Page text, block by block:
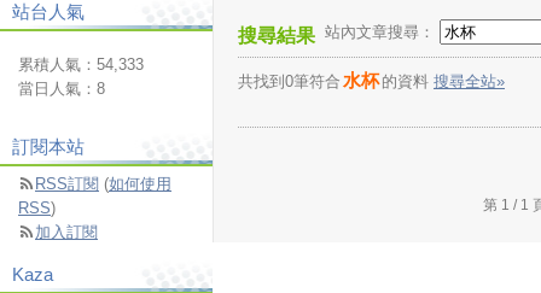
搜尋結果 站內文章搜尋：
共找到0筆符合 水杯 的資料 搜尋全站»
第 1 /
站台人氣
累積人氣： 54,333
當日人氣： 8
訂閱本站
RSS訂閱 (如何使用
RSS)
加入訂閱
Kaza